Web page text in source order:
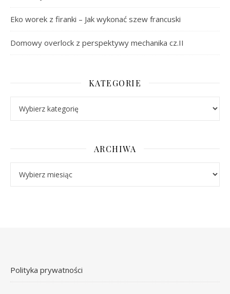
Eko worek z firanki – Jak wykonać szew francuski
Domowy overlock z perspektywy mechanika cz.II
KATEGORIE
ARCHIWA
Polityka prywatności